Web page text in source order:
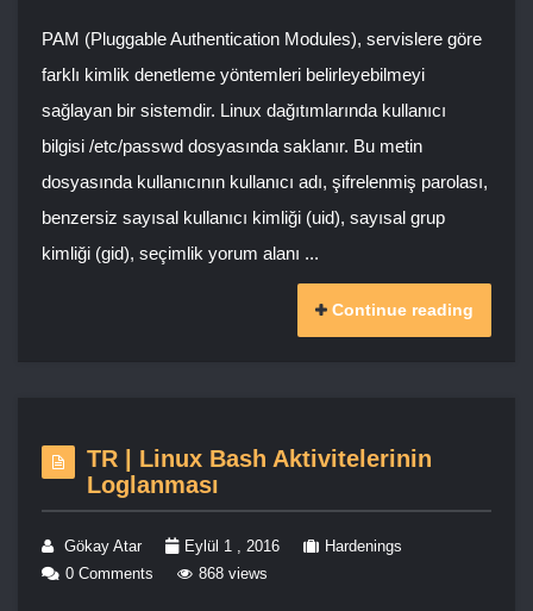
PAM (Pluggable Authentication Modules), servislere göre
farklı kimlik denetleme yöntemleri belirleyebilmeyi
sağlayan bir sistemdir. Linux dağıtımlarında kullanıcı
bilgisi /etc/passwd dosyasında saklanır. Bu metin
dosyasında kullanıcının kullanıcı adı, şifrelenmiş parolası,
benzersiz sayısal kullanıcı kimliği (uid), sayısal grup
kimliği (gid), seçimlik yorum alanı ...
Continue reading
TR | Linux Bash Aktivitelerinin
Loglanması
Gökay Atar Eylül 1 , 2016
Hardenings
0 Comments
868 views